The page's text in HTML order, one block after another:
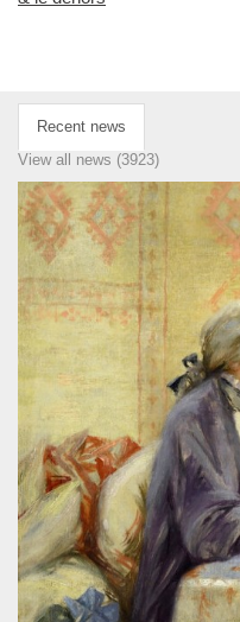
Recent news
View all news (3923)